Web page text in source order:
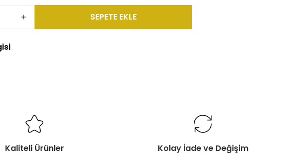
SEPETE EKLE
Kaliteli Ürünler Kolay İade ve Değişim